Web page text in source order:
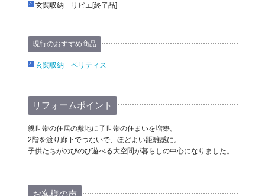
玄関収納 リビエ[終了品]
現行のおすすめ商品
玄関収納 ベリティス
リフォームポイント
親世帯の住居の敷地に子世帯の住まいを増築。
2階を渡り廊下でつないで、ほどよい距離感に。
子供たちがのびのび遊べる大空間が暮らしの中心になりました。